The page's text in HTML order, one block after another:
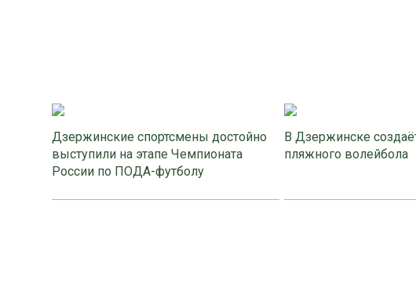
Дзержинские спортсмены достойно
выступили на этапе Чемпионата
России по ПОДА-футболу
В Дзержинске
пляжного волейбола